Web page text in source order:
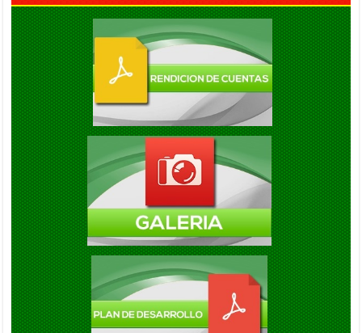
FELIZ DÍA DE LAS MADRES
Viernes, 05 Junio 2026 14:41
EXITO EN LA INAUGURACION DEL CAMPEONATO DE
FUTBOL DIE ESTRELLAS
Viernes, 05 Septiembre 2025 20:08
ENTREGA DE KITS ALIMENTARIOS EN LA COMUNIDAD DE
GAUBUG
Viernes, 05 Septiembre 2025 20:04
BRIGADA MEDICA INTERDISCIPLINARIA EN LA PARROQUIA
CACHA
Viernes, 05 Septiembre 2025 20:00